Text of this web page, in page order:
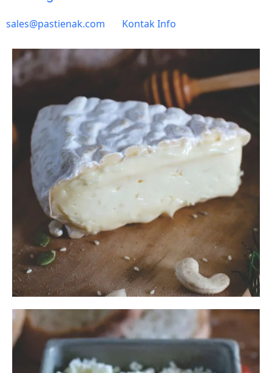
sales@pastienak.com Kontak Info